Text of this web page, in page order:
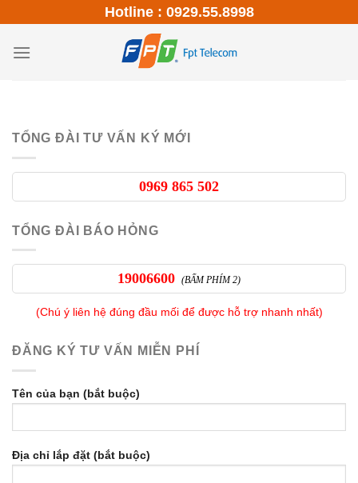
content
Hotline : 0929.55.8998
TỔNG ĐÀI TƯ VẤN KÝ MỚI
0969 865 502
TỔNG ĐÀI BÁO HỎNG
19006600 (BẤM PHÍM 2)
(Chú ý liên hệ đúng đầu mối để được hỗ trợ nhanh nhất)
ĐĂNG KÝ TƯ VẤN MIỄN PHÍ
Tên của bạn (bắt buộc)
Địa chỉ lắp đặt (bắt buộc)